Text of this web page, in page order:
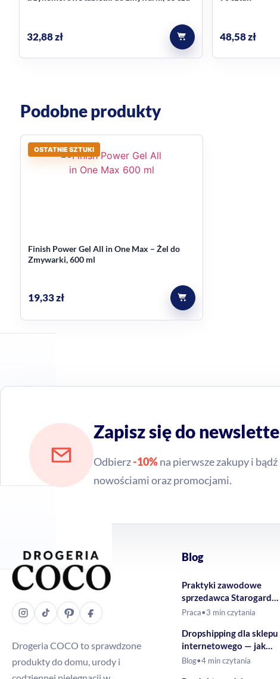
Według danych produktowych jedna butelka 720 ml
Jakie cechy dodatkowe ma ten
Używaj zgodnie z etykietą produktu i zaleceniami
32,88zł 48,58zł
Podobne produkty
OSTATNIE SZTUKI
Finish Power Gel All in One Max – Żel do
Zmywarki, 600 ml
19,33zł
Zapisz się do
Odbierz-10%na pierwsze zakupy i bądź
nowościami oraz promocjami.
Drogeria COCO to sprawdzone
produkty do domu, urody i
Blog
Praktyki zawodowe
sprzedawca Starogard
Gdański – Drogeria
Praca•3 min czytania
Dropshipping dla sklepu
internetowego — jak
rozszerzyć ofertę o
Blog•4 min czytania